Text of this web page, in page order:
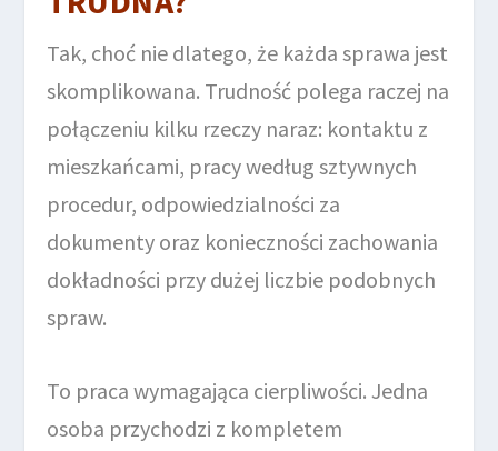
Tak, choć nie dlatego, że każda sprawa jest
skomplikowana. Trudność polega raczej na
połączeniu kilku rzeczy naraz: kontaktu z
mieszkańcami, pracy według sztywnych
procedur, odpowiedzialności za
dokumenty oraz konieczności zachowania
dokładności przy dużej liczbie podobnych
spraw.
To praca wymagająca cierpliwości. Jedna
osoba przychodzi z kompletem